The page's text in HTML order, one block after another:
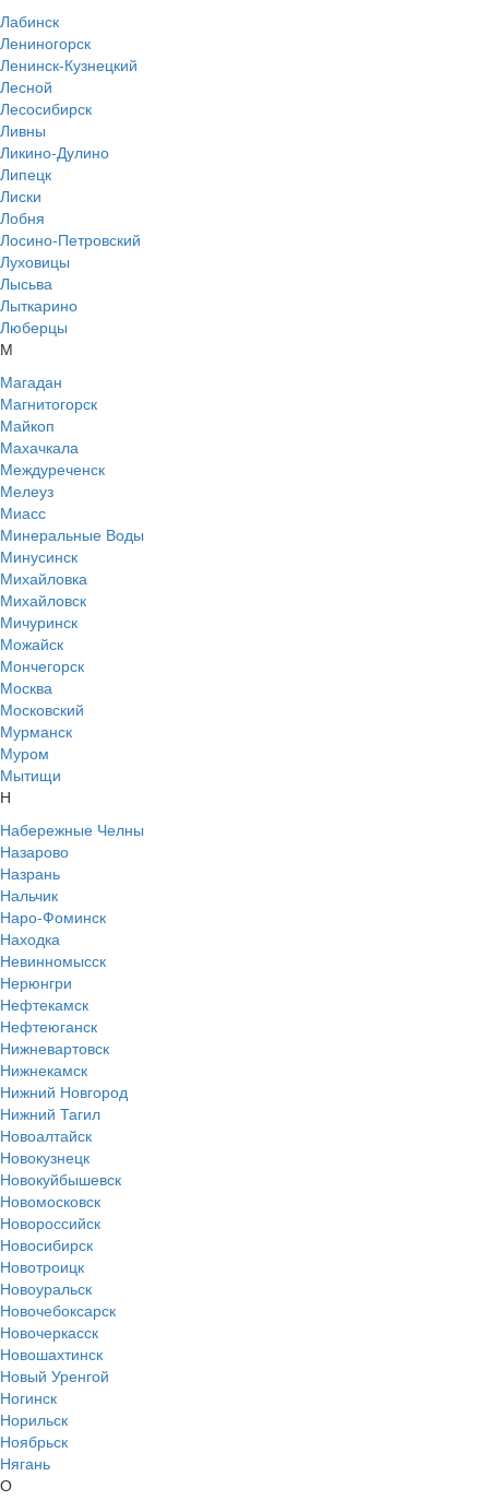
Лабинск
Лениногорск
Ленинск-Кузнецкий
Лесной
Лесосибирск
Ливны
Ликино-Дулино
Липецк
Лиски
Лобня
Лосино-Петровский
Луховицы
Лысьва
Лыткарино
Люберцы
М
Магадан
Магнитогорск
Майкоп
Махачкала
Междуреченск
Мелеуз
Миасс
Минеральные Воды
Минусинск
Михайловка
Михайловск
Мичуринск
Можайск
Мончегорск
Москва
Московский
Мурманск
Муром
Мытищи
Н
Набережные Челны
Назарово
Назрань
Нальчик
Наро-Фоминск
Находка
Невинномысск
Нерюнгри
Нефтекамск
Нефтеюганск
Нижневартовск
Нижнекамск
Нижний Новгород
Нижний Тагил
Новоалтайск
Новокузнецк
Новокуйбышевск
Новомосковск
Новороссийск
Новосибирск
Новотроицк
Новоуральск
Новочебоксарск
Новочеркасск
Новошахтинск
Новый Уренгой
Ногинск
Норильск
Ноябрьск
Нягань
О